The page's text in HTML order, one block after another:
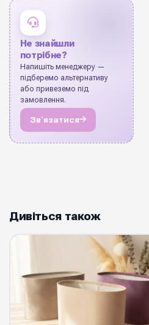
Не знайшли
потрібне?
Напишіть менеджеру —
підберемо альтернативу
або привеземо під
замовлення.
Звʼязатися
Дивіться також